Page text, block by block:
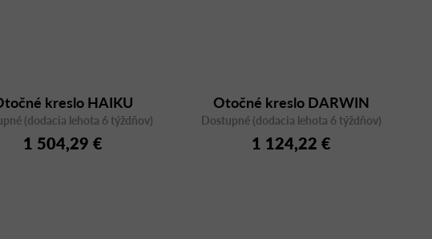
kreslo HAIKU
bez koliesok
(dodacia lehota 6 týždňov)
1 504,29 €
Otočné kreslo DARWIN
DARWV E bez koliesok
Dostupné (dodacia lehota 6 týždňov)
1 124,22 €